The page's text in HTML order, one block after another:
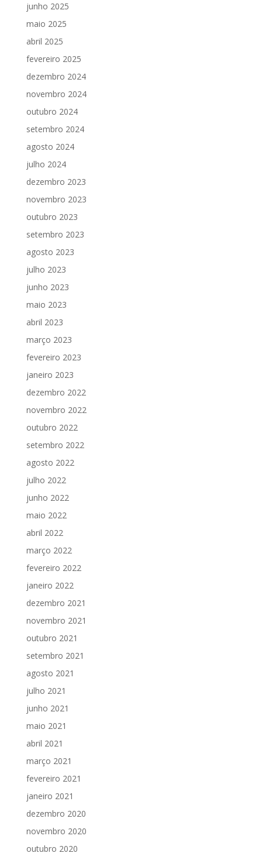
junho 2025
maio 2025
abril 2025
fevereiro 2025
dezembro 2024
novembro 2024
outubro 2024
setembro 2024
agosto 2024
julho 2024
dezembro 2023
novembro 2023
outubro 2023
setembro 2023
agosto 2023
julho 2023
junho 2023
maio 2023
abril 2023
março 2023
fevereiro 2023
janeiro 2023
dezembro 2022
novembro 2022
outubro 2022
setembro 2022
agosto 2022
julho 2022
junho 2022
maio 2022
abril 2022
março 2022
fevereiro 2022
janeiro 2022
dezembro 2021
novembro 2021
outubro 2021
setembro 2021
agosto 2021
julho 2021
junho 2021
maio 2021
abril 2021
março 2021
fevereiro 2021
janeiro 2021
dezembro 2020
novembro 2020
outubro 2020